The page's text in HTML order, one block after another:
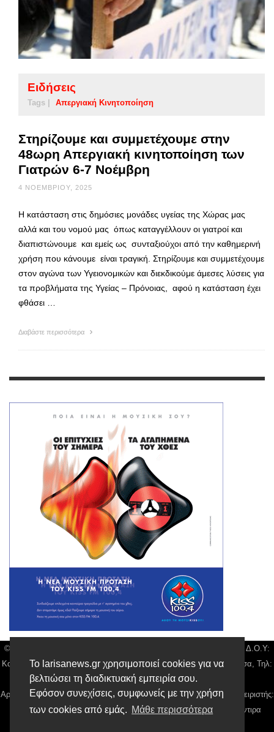
Το larisanews.gr χρησιμοποιεί cookies για να
βελτιώσει τη διαδικτυακή εμπειρία σου.
Εφόσον συνεχίσεις, συμφωνείς με την χρήση
των cookies από εμάς. Μάθε περισσότερα
Ειδήσεις
Tags | Απεργιακή Κινητοποίηση
Στηρίζουμε και συμμετέχουμε στην
48ωρη Απεργιακή κινητοποίηση των
Γιατρών 6-7 Νοέμβρη
4 ΝΟΕΜΒΡΊΟΥ, 2025
Η κατάσταση στις δημόσιες μονάδες υγείας της Χώρας μας
αλλά και του νομού μας όπως καταγγέλλουν οι γιατροί και
διαπιστώνουμε και εμείς ως συνταξιούχοι από την καθημερινή
χρήση που κάνουμε είναι τραγική. Στηρίζουμε και συμμετέχουμε
στον αγώνα των Υγειονομικών και διεκδικούμε άμεσες λύσεις για
τα προβλήματα της Υγείας – Πρόνοιας, αφού η κατάσταση έχει
φθάσει …
Διαβάστε περισσότερα
© Larisa News | Διακριτικός Τίτλος: Orion Media, ΑΦΜ: 043750542, Δ.Ο.Υ:
Καρδίτσας, Υπο/μα Λάρισας, Δ/νση: Φαρμακίδου 36 τ.κ 41222 Λάρισα, Τηλ:
2410 259100, email: news@larisanews.gr
Αρ. Γεμή: 018804431000, Νόμιμος Εκπρόσωπος, Ιδιοκτήτης και Διαχειριστής:
Παναγιώτης Φιλίππου, Διευθύντρια: Γιαννουσά Βασιλική, Διευθύντιρα